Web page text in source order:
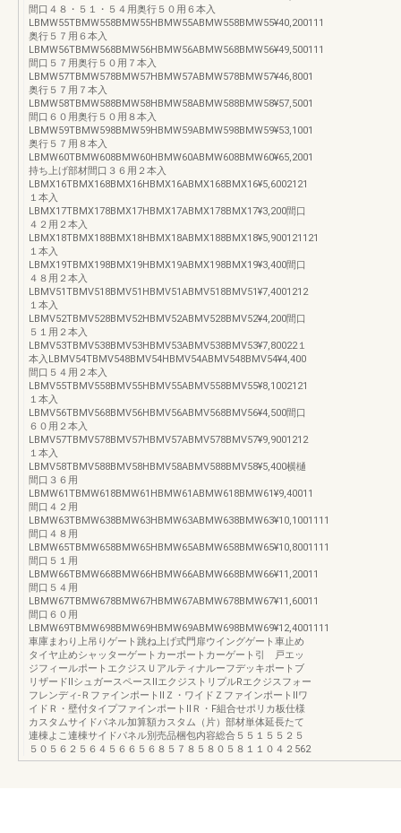
間口４８・５１・５４用奥行５０用６本入
LBMW55TBMW558BMW55HBMW55ABMW558BMW55¥40,200111
奥行５７用６本入
LBMW56TBMW568BMW56HBMW56ABMW568BMW56¥49,500111
間口５７用奥行５０用７本入
LBMW57TBMW578BMW57HBMW57ABMW578BMW57¥46,8001
奥行５７用７本入
LBMW58TBMW588BMW58HBMW58ABMW588BMW58¥57,5001
間口６０用奥行５０用８本入
LBMW59TBMW598BMW59HBMW59ABMW598BMW59¥53,1001
奥行５７用８本入
LBMW60TBMW608BMW60HBMW60ABMW608BMW60¥65,2001
持ち上げ部材間口３６用２本入
LBMX16TBMX168BMX16HBMX16ABMX168BMX16¥5,6002121
１本入
LBMX17TBMX178BMX17HBMX17ABMX178BMX17¥3,200間口
４２用２本入
LBMX18TBMX188BMX18HBMX18ABMX188BMX18¥5,900121121
１本入
LBMX19TBMX198BMX19HBMX19ABMX198BMX19¥3,400間口
４８用２本入
LBMV51TBMV518BMV51HBMV51ABMV518BMV51¥7,4001212
１本入
LBMV52TBMV528BMV52HBMV52ABMV528BMV52¥4,200間口
５１用２本入
LBMV53TBMV538BMV53HBMV53ABMV538BMV53¥7,80022１
本入LBMV54TBMV548BMV54HBMV54ABMV548BMV54¥4,400
間口５４用２本入
LBMV55TBMV558BMV55HBMV55ABMV558BMV55¥8,1002121
１本入
LBMV56TBMV568BMV56HBMV56ABMV568BMV56¥4,500間口
６０用２本入
LBMV57TBMV578BMV57HBMV57ABMV578BMV57¥9,9001212
１本入
LBMV58TBMV588BMV58HBMV58ABMV588BMV58¥5,400横樋
間口３６用
LBMW61TBMW618BMW61HBMW61ABMW618BMW61¥9,40011
間口４２用
LBMW63TBMW638BMW63HBMW63ABMW638BMW63¥10,1001111
間口４８用
LBMW65TBMW658BMW65HBMW65ABMW658BMW65¥10,8001111
間口５１用
LBMW66TBMW668BMW66HBMW66ABMW668BMW66¥11,20011
間口５４用
LBMW67TBMW678BMW67HBMW67ABMW678BMW67¥11,60011
間口６０用
LBMW69TBMW698BMW69HBMW69ABMW698BMW69¥12,4001111
車庫まわり上吊りゲート跳ね上げ式門扉ウイングゲート車止め
タイヤ止めシャッターゲートカーポートカーゲート引 戸エッ
ジフィールポートエクジスＵアルティナルーフデッキポートブ
リザードⅡシュガースペースⅡエクジストリプルRエクジスフォー
フレンディ-ＲファインポートⅡＺ・ワイドＺファインポートⅡワ
イドＲ・壁付タイプファインポートⅡＲ・F組合せポリカ板仕様
カスタムサイドパネル加算額カスタム（片）部材単体延長たて
連棟よこ連棟サイドパネル別売品梱包内容総合５５１５５２５
５０５６２５６４５６６５６８５７８５８０５８１１０４２562